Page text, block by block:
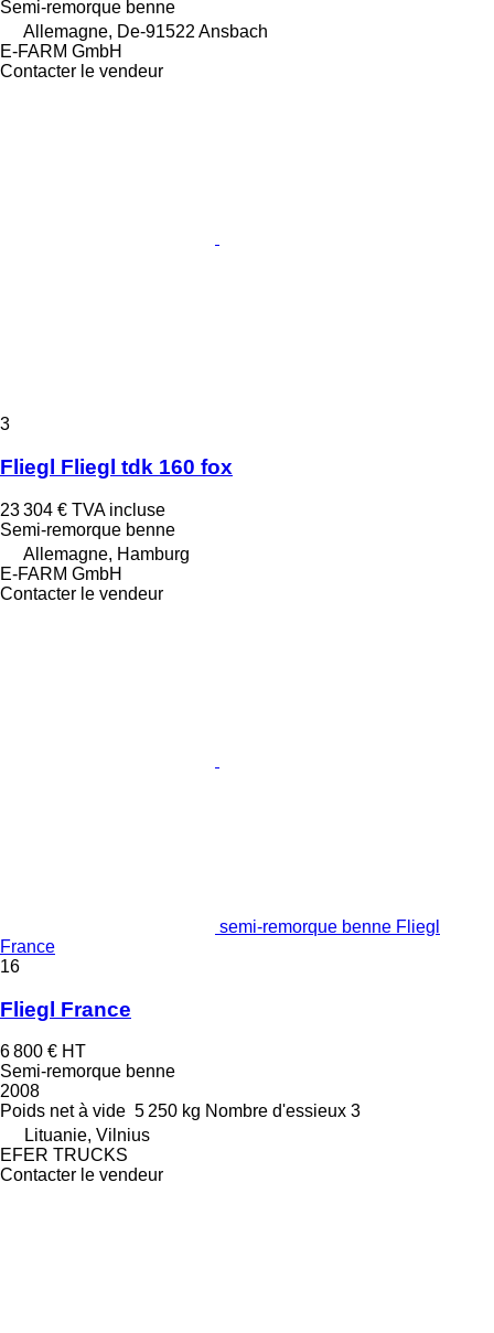
Semi-remorque benne
Allemagne, De-91522 Ansbach
E-FARM GmbH
Contacter le vendeur
3
Fliegl Fliegl tdk 160 fox
23 304 € TVA incluse
Semi-remorque benne
Allemagne, Hamburg
E-FARM GmbH
Contacter le vendeur
semi-remorque benne Fliegl
France
16
Fliegl France
6 800 € HT
Semi-remorque benne
2008
Poids net à vide 5 250 kg Nombre d'essieux 3
Lituanie, Vilnius
EFER TRUCKS
Contacter le vendeur